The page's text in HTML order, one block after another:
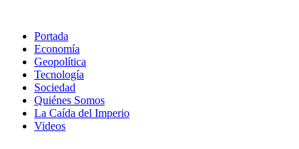
Portada
Economía
Geopolítica
Tecnología
Sociedad
Quiénes Somos
La Caída del Imperio
Videos